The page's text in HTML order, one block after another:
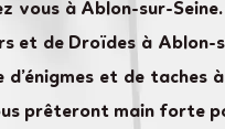
vous à Ablon-sur-
et de Droïdes à
et de
prêteront main forte